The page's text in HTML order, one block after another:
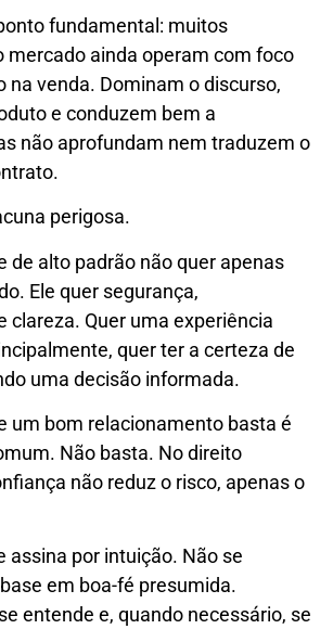
fundamental: muitos
mercado ainda operam com foco
na venda. Dominam o discurso,
e conduzem bem a
não aprofundam nem traduzem o
perigosa.
de alto padrão não quer apenas
Ele quer segurança,
clareza. Quer uma experiência
quer ter a certeza de
uma decisão informada.
um bom relacionamento basta é
Não basta. No direito
não reduz o risco, apenas o
assina por intuição. Não se
em boa-fé presumida.
entende e, quando necessário, se